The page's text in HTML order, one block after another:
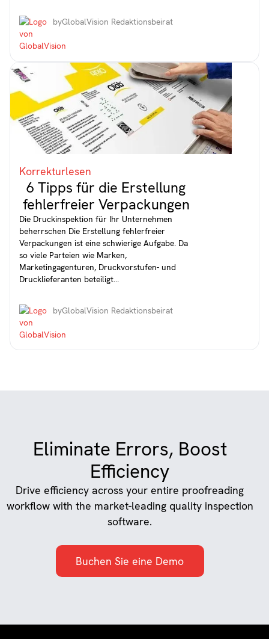
byGlobalVision Redaktionsbeirat
Korrekturlesen
6 Tipps für die Erstellung
fehlerfreier Verpackungen
Die Druckinspektion für Ihr Unternehmen
beherrschen Die Erstellung fehlerfreier
Verpackungen ist eine schwierige Aufgabe. Da
so viele Parteien wie Marken,
Marketingagenturen, Druckvorstufen- und
Drucklieferanten beteiligt...
byGlobalVision Redaktionsbeirat
Eliminate Errors, Boost
Efficiency
Drive efficiency across your entire proofreading
workflow with the market-leading quality inspection
software.
Buchen Sie eine Demo